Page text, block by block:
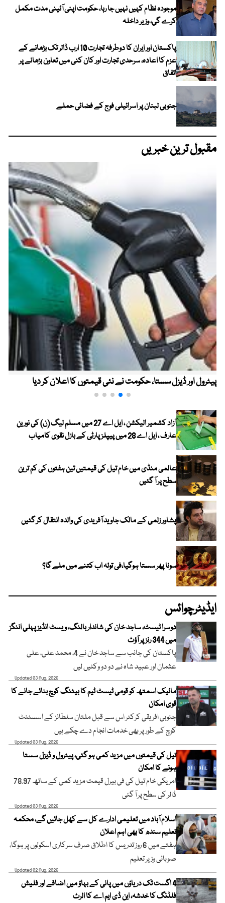
موجودہ نظام کہیں نہیں جا رہا، حکومت اپنی آئینی مدت مکمل
کرے گی، وزیر داخلہ
پاکستان اور ایران کا دوطرفہ تجارت 10 ارب ڈالر تک بڑھانے کے
عزم کا اعادہ، سرحدی تجارت اور کان کنی میں تعاون بڑھانے پر
اتفاق
جنوبی لبنان پر اسرائیلی فوج کے فضائی حملے
مقبول ترین خبریں
پیٹرول اور ڈیزل سستا، حکومت نے نئی قیمتوں کا اعلان کر دیا
آزاد کشمیر الیکشن ، ایل اے 27 میں مسلم لیگ (ن) کی نورین
عارف ، ایل اے 28 میں پیپلز پارٹی کے بازل نقوی کامیاب
عالمی منڈی میں خام تیل کی قیمتیں تین ہفتوں کی کم ترین
سطح پر آ گئیں
پشاور زلمی کے مالک جاوید آفریدی کی والدہ انتقال کر گئیں
سونا پھر سستا ہوگیا،فی تولہ اب کتنے میں ملے گا؟
ایڈیٹرچوائس
دوسرا ٹیسٹ، ساجد خان کی شاندار بالنگ، ویسٹ انڈیز پہلی اننگز
میں 344 رنز پر آؤٹ
پاکستان کی جانب سے ساجد خان نے 4، محمد علی، علی
عثمان اور عبید شاہ نے دو دو وکٹیں لیں
Updated 03 Aug, 2026
مائیک اسمتھ کو قومی ٹیسٹ ٹیم کا بیٹنگ کوچ بنائے جانے کا
قوی امکان
جنوبی افریقی کرکٹر اس سے قبل ملتان سلطانز کے اسسٹنٹ
کوچ کے طور پر بھی خدمات انجام دے چکے ہیں
Updated 03 Aug, 2026
تیل کی قیمتوں میں مزید کمی ہو گئی، پیٹرول و ڈیزل سستا
ہونے کا امکان
امریکی خام تیل کی فی بیرل قیمت مزید کمی کے ساتھ 78.97
ڈالر کی سطح پر آ گئی
Updated 03 Aug, 2026
اسلام آباد میں تعلیمی ادارے کل سے کھل جائیں گے، محکمہ
تعلیم سندھ کا بھی اہم اعلان
ہفتے میں 6 روز تدریس کا اطلاق صرف سرکاری اسکولوں پر ہوگا،
صوبائی وزیر تعلیم
Updated 02 Aug, 2026
4 اگست تک دریاؤں میں پانی کے بہاؤ میں اضافے اور فلیش
فلڈنگ کا خدشہ، این ڈی ایم اے کا الرٹ